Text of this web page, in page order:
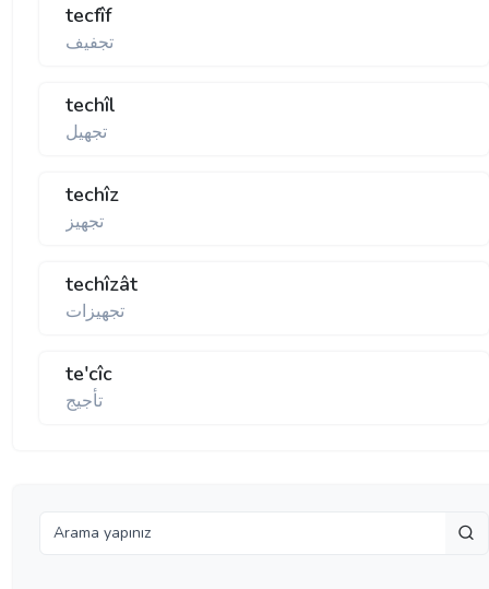
tecfîf
تجفيف
techîl
تجهيل
techîz
تجهيز
techîzât
تجهيزات
te'cîc
تأجيج